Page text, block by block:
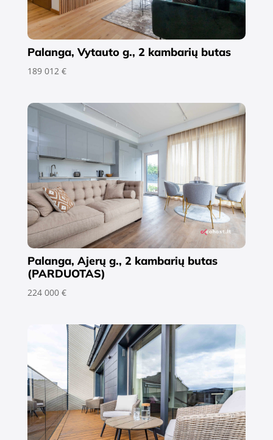
Palanga, Vytauto g., 2 kambarių butas
189 012 €
Palanga, Ajerų g., 2 kambarių butas
(PARDUOTAS)
224 000 €